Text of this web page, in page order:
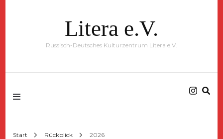
Litera e.V.
Russisch-Deutsches Kulturzentrum Litera e.V.
Start Rückblick 2026